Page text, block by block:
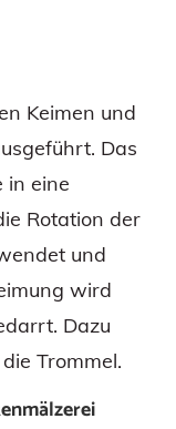
Keimen und
Das
in eine
Rotation der
und
wird
Dazu
Trommel.